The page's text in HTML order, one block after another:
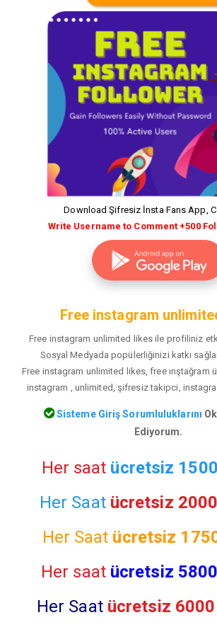
Download Şifresiz İnsta Fans App,
Write Username to Comment +500
Free instagram
Free instagram unlimited likes ile profiliniz
Sosyal Medyada popülerliğinizi katkı
Free instagram unlimited likes, free ınştağram
instagram , unlimited, şifresiz takipci,
Sisteme Giriş Sorumluluklarını
Ediyorum.
Her saat ücretsiz
Her Saat ücretsiz
Her Saat ücretsiz
Her saat ücretsiz
Her Saat ücretsiz